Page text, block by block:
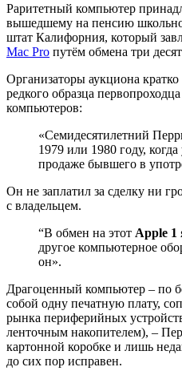
Раритетный компьютер
вышедшему на пенсию
штат Калифорния, который
Mac Pro путём обмена три
Организаторы аукциона
редкого образца
компьютеров:
«Семидесятилетний
1979 или 1980 году,
продаже бывшего в
Он не заплатил за сделку ни
с владельцем.
“В обмен на этот Apple 1
другое компьютерное
он».
Драгоценный компьютер – по
собой одну печатную плату,
рынка периферийных
ленточным накопителем), –
картонной коробке и лишь
до сих пор исправен.